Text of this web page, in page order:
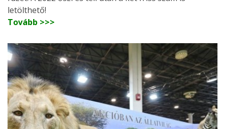
letölthető!
Tovább >>>